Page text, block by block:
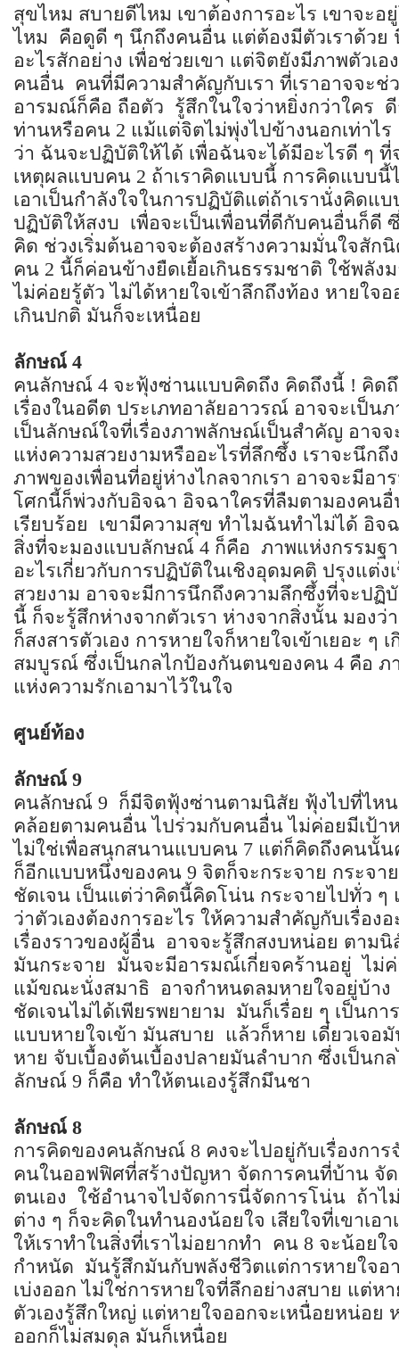
สุขไหม สบายดีไหม เขาต้องการอะไร เขาจะอ
ไหม คือดูดี ๆ นึกถึงคนอื่น แต่ต้องมีตัวเราด้วย
อะไรสักอย่าง เพื่อช่วยเขา แต่จิตยังมีภาพตัวเอ
คนอื่น คนที่มีความสำคัญกับเรา ที่เราอาจจะช่
อารมณ์ก็คือ ถือตัว รู้สึกในใจว่าหยิ่งกว่าใคร
ท่านหรือคน 2 แม้แต่จิตไม่พุ่งไปข้างนอกเท่าไ
ว่า ฉันจะปฏิบัติให้ได้ เพื่อฉันจะได้มีอะไรดี ๆ
เหตุผลแบบคน 2 ถ้าเราคิดแบบนี้ การคิดแบบ
เอาเป็นกำลังใจในการปฏิบัติแต่ถ้าเรานั่งคิดแ
ปฏิบัติให้สงบ เพื่อจะเป็นเพื่อนที่ดีกับคนอื่นก็ดี
คิด ช่วงเริ่มต้นอาจจะต้องสร้างความมั่นใจสัก
คน 2 นี้ก็ค่อนข้างยืดเยื้อเกินธรรมชาติ ใช้พลัง
ไม่ค่อยรู้ตัว ไม่ได้หายใจเข้าลึกถึงท้อง หายใจ
เกินปกติ มันก็จะเหนื่อย
ลักษณ์ 4
คนลักษณ์ 4 จะฟุ้งซ่านแบบคิดถึง คิดถึงนี้ ! คิด
เรื่องในอดีต ประเภทอาลัยอาวรณ์ อาจจะเป็
เป็นลักษณ์ใจที่เรื่องภาพลักษณ์เป็นสำคัญ อาจจ
แห่งความสวยงามหรืออะไรที่ลึกซึ้ง เราจะนึก
ภาพของเพื่อนที่อยู่ห่างไกลจากเรา อาจจะมีอา
โศกนี้ก็พ่วงกับอิจฉา อิจฉาใครที่ลืมตามองคนอื่
เรียบร้อย เขามีความสุข ทำไมฉันทำไม่ได้ อิจ
สิ่งที่จะมองแบบลักษณ์ 4 ก็คือ ภาพแห่งกรรมฐ
อะไรเกี่ยวกับการปฏิบัติในเชิงอุดมคติ ปรุงแต่
สวยงาม อาจจะมีการนึกถึงความลึกซึ้งที่จะปฏิ
นี้ ก็จะรู้สึกห่างจากตัวเรา ห่างจากสิ่งนั้น มองว่
ก็สงสารตัวเอง การหายใจก็หายใจเข้าเยอะ ๆ
สมบูรณ์ ซึ่งเป็นกลไกป้องกันตนของคน 4 คือ ภ
แห่งความรักเอามาไว้ในใจ
ศูนย์ท้อง
ลักษณ์ 9
คนลักษณ์ 9 ก็มีจิตฟุ้งซ่านตามนิสัย ฟุ้งไปที่ไห
คล้อยตามคนอื่น ไปร่วมกับคนอื่น ไม่ค่อยมีเป้า
ไม่ใช่เพื่อสนุกสนานแบบคน 7 แต่ก็คิดถึงคนนั้
ก็อีกแบบหนึ่งของคน 9 จิตก็จะกระจาย กระจา
ชัดเจน เป็นแต่ว่าคิดนี้คิดโน่น กระจายไปทั่ว ๆ
ว่าตัวเองต้องการอะไร ให้ความสำคัญกับเรื่อง
เรื่องราวของผู้อื่น อาจจะรู้สึกสงบหน่อย ตาม
มันกระจาย มันจะมีอารมณ์เกี่ยจคร้านอยู่ ไม่
แม้ขณะนั่งสมาธิ อาจกำหนดลมหายใจอยู่บ้าง
ชัดเจนไม่ได้เพียรพยายาม มันก็เรื่อย ๆ เป็นก
แบบหายใจเข้า มันสบาย แล้วก็หาย เดี๋ยวเจอ
หาย จับเบื้องต้นเบื้องปลายมันลำบาก ซึ่งเป็นก
ลักษณ์ 9 ก็คือ ทำให้ตนเองรู้สึกมึนชา
ลักษณ์ 8
การคิดของคนลักษณ์ 8 คงจะไปอยู่กับเรื่องการ
คนในออฟฟิศที่สร้างปัญหา จัดการคนที่บ้าน จั
ตนเอง ใช้อำนาจไปจัดการนี่จัดการโน่น ถ้าไ
ต่าง ๆ ก็จะคิดในทำนองน้อยใจ เสียใจที่เขาเอา
ให้เราทำในสิ่งที่เราไม่อยากทำ คน 8 จะน้อย
กำหนัด มันรู้สึกมันกับพลังชีวิตแต่การหายใจอ
เบ่งออก ไม่ใช่การหายใจที่ลึกอย่างสบาย แต่ห
ตัวเองรู้สึกใหญ่ แต่หายใจออกจะเหนื่อยหน่อย
ออกก็ไม่สมดุล มันก็เหนื่อย